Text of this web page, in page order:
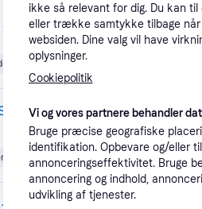
TP-Link TL-SG108E netværksswitch Administreret L2 Gigabit Ethernet (10/100/1000) Sort
(ComputerSalg) TP-Link JetStream TL-SG108E Easy Smart Switch - Switch - Administreret - 8 x 10/100/1000 - desktop
ikke så relevant for dig. Du kan
eller trække samtykke tilbage
websiden. Dine valg vil have
oplysninger.
Cookiepolitik
Vi og vores partnere behandler
Bruge præcise geografiske
identifikation. Opbevare og/eller
annonceringseffektivitet. Bruge
annoncering og indhold,
udvikling af tjenester.